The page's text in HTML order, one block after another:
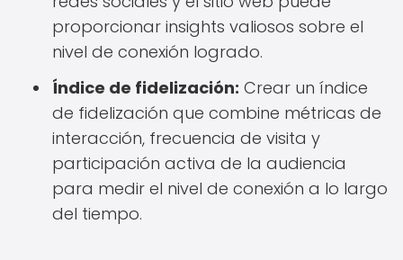
proporcionar insights valiosos sobre el
nivel de conexión logrado.
Índice de fidelización: Crear un índice
de fidelización que combine métricas de
interacción, frecuencia de visita y
participación activa de la audiencia
para medir el nivel de conexión a lo largo
del tiempo.